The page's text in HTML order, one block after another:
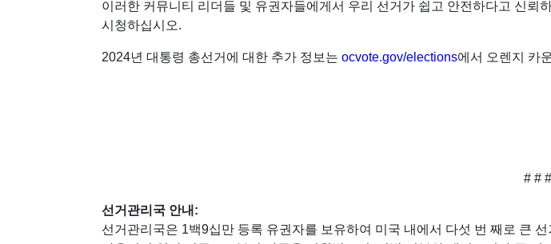
이러한 커뮤니티 리더들 및 유권자들에게서 우리 선거가 쉽고 안전하다고 신뢰
시청하십시오.
2024년 대통령 총선거에 대한 추가 정보는 ocvote.gov/elections에서 오렌지 카
# # #
선거관리국 안내 :
선거관리국은 1백9십만 등록 유권자를 보유하여 미국 내에서 다섯 번 째로 큰